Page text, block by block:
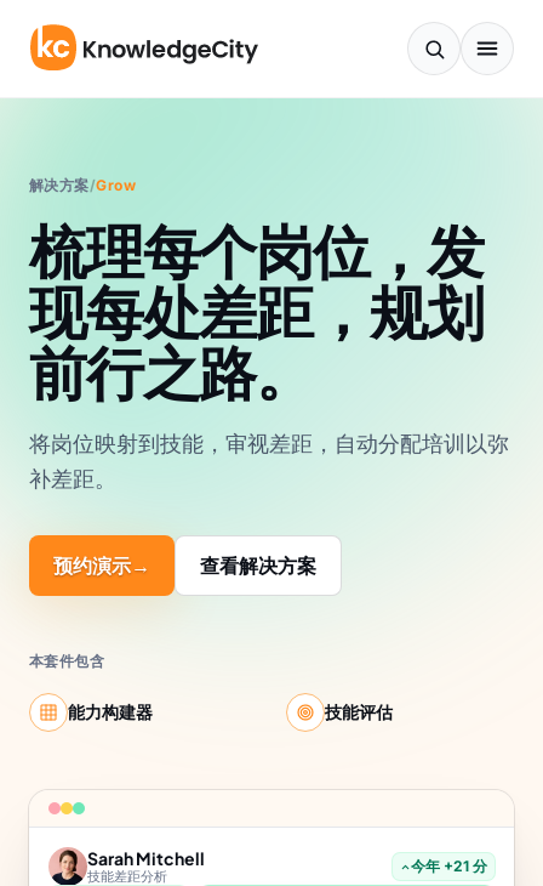
解决方案/Grow
梳理每个岗位，发
现每处差距，规划
前行之路。
将岗位映射到技能，审视差距，自动分配培训以弥
补差距。
预约演示→ 查看解决方案
本套件包含
能力构建器 技能评估
Sarah Mitchell
技能差距分析
今年 +21 分